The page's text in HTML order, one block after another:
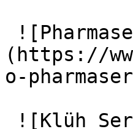
(https://
o-